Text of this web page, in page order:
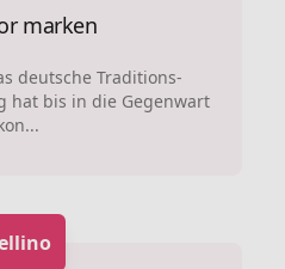
marken
deutsche Traditions-
hat bis in die Gegenwart